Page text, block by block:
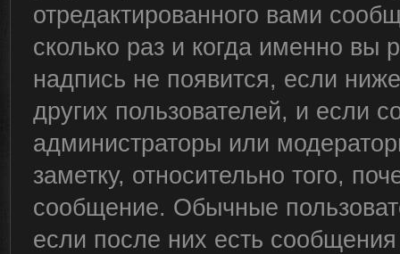
отредактированного вами
сколько раз и когда именно вы
надпись не появится, если
других пользователей, и если
администраторы или
заметку, относительно того,
сообщение. Обычные
если после них есть